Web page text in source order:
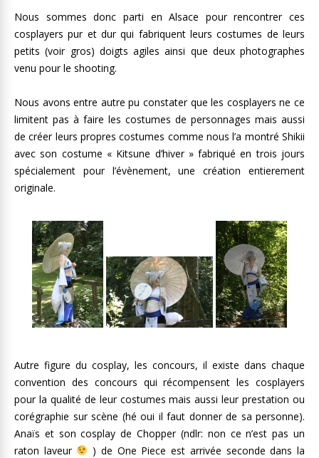
Nous sommes donc parti en Alsace pour rencontrer ces
cosplayers pur et dur qui fabriquent leurs costumes de leurs
petits (voir gros) doigts agiles ainsi que deux photographes
venu pour le shooting.
Nous avons entre autre pu constater que les cosplayers ne ce
limitent pas à faire les costumes de personnages mais aussi
de créer leurs propres costumes comme nous l’a montré Shikii
avec son costume « Kitsune d’hiver » fabriqué en trois jours
spécialement pour l’évènement, une création entierement
originale.
Autre figure du cosplay, les concours, il existe dans chaque
convention des concours qui récompensent les cosplayers
pour la qualité de leur costumes mais aussi leur prestation ou
corégraphie sur scène (hé oui il faut donner de sa personne).
Anaïs et son cosplay de Chopper (ndlr: non ce n’est pas un
raton laveur
) de One Piece est arrivée seconde dans la